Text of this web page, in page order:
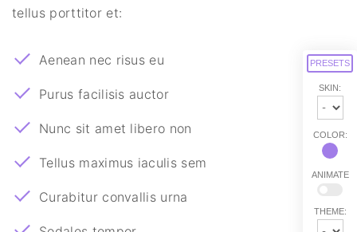
tellus porttitor et:
Aenean nec risus eu
Purus facilisis auctor
Nunc sit amet libero non
Tellus maximus iaculis sem
Curabitur convallis urna
PRESETS
SKIN:
COLOR:
ANIMATE
THEME: